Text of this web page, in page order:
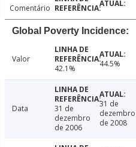
Comentário
Global Poverty Incidence:
Valor
42.1%
44.5%
Data
31 de
dezembro
de 2006
31 de
dezembro
de 2008